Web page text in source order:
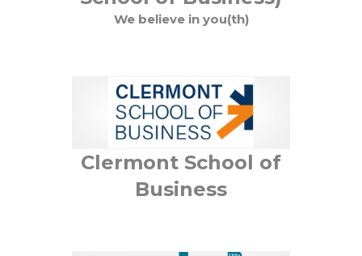
We believe in you(th)
Clermont School of
Business
filières en apprentissage
internationaux et 21 plateformes technologiques et
72 start-up en portefeuille
540 familles de brevets et logiciels
Voir le site internet